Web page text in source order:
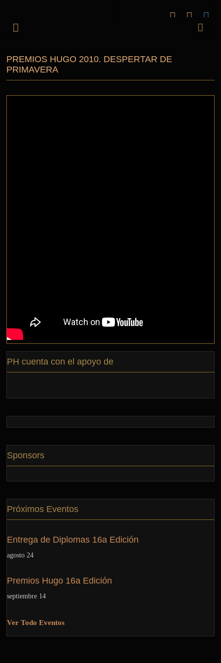
PREMIOS HUGO 2010. DESPERTAR DE
PRIMAVERA
PH cuenta con el apoyo de
Sponsors
Próximos Eventos
Entrega de Diplomas 16a Edición
agosto 24
Premios Hugo 16a Edición
septiembre 14
Ver Todo Eventos